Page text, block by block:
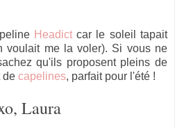
Headict car le soleil tapait
voulait me la voler). Si vous ne
qu'ils proposent pleins de
de capelines, parfait pour l'été !
Laura